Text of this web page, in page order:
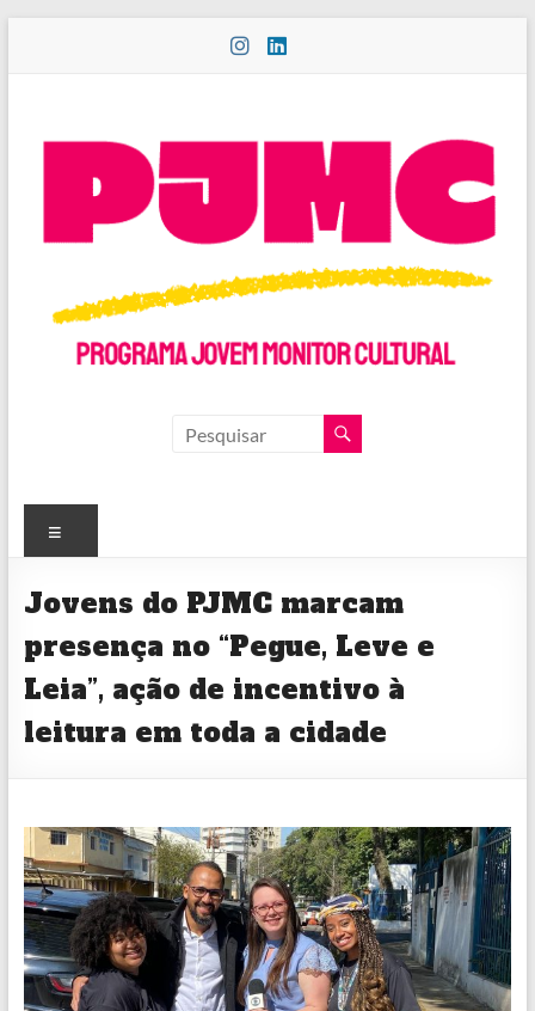
PROGRAMA
MONITOR
CULTURAL
Jovens do PJMC marcam
presença no “Pegue, Leve e
Leia”, ação de incentivo à
leitura em toda a cidade